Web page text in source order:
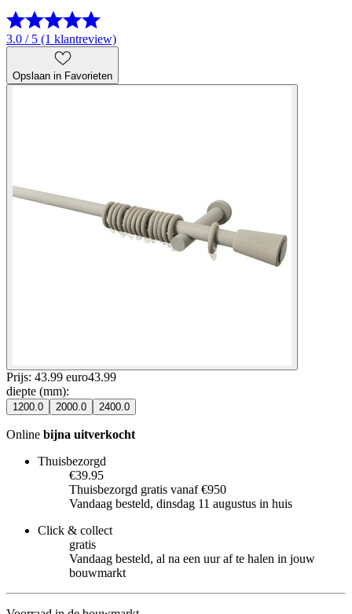
3.0 / 5 (1 klantreview)
Opslaan in Favorieten
Prijs: 43.99 euro43.99
diepte (mm):
1200.0 2000.0 2400.0
Online bijna uitverkocht
Thuisbezorgd
€39.95
Thuisbezorgd gratis vanaf €950
Vandaag besteld, dinsdag 11 augustus in huis
Click & collect
gratis
Vandaag besteld, al na een uur af te halen in jouw
bouwmarkt